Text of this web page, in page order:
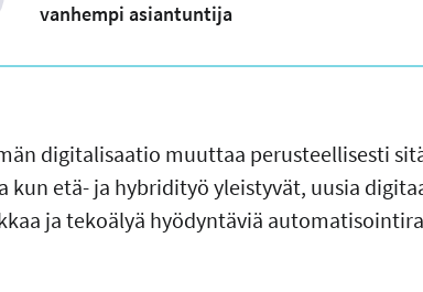
vanhempi asiantuntija
digitalisaatio muuttaa perusteellisesti
kun etä- ja hybridityö yleistyvät, uusia
ja tekoälyä hyödyntäviä